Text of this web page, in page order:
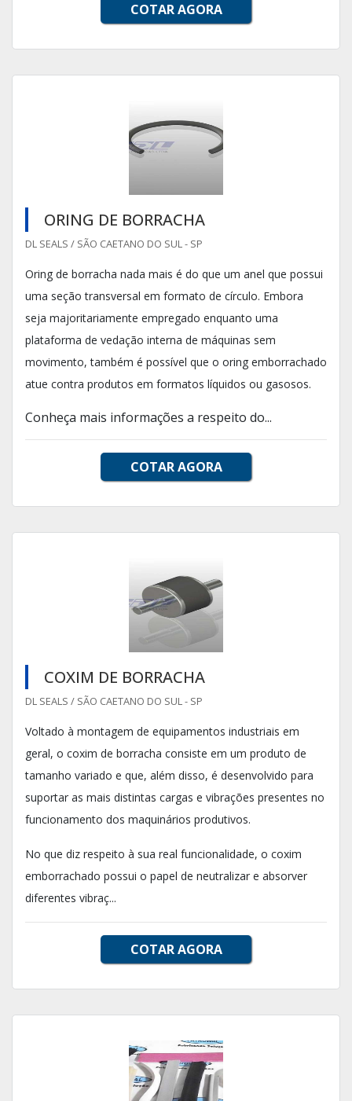
COTAR AGORA
ORING DE BORRACHA
DL SEALS / SÃO CAETANO DO SUL - SP
Oring de borracha nada mais é do que um anel que possui
uma seção transversal em formato de círculo. Embora
seja majoritariamente empregado enquanto uma
plataforma de vedação interna de máquinas sem
movimento, também é possível que o oring emborrachado
atue contra produtos em formatos líquidos ou gasosos.
Conheça mais informações a respeito do...
COTAR AGORA
COXIM DE BORRACHA
DL SEALS / SÃO CAETANO DO SUL - SP
Voltado à montagem de equipamentos industriais em
geral, o coxim de borracha consiste em um produto de
tamanho variado e que, além disso, é desenvolvido para
suportar as mais distintas cargas e vibrações presentes no
funcionamento dos maquinários produtivos.
No que diz respeito à sua real funcionalidade, o coxim
emborrachado possui o papel de neutralizar e absorver
diferentes vibraç...
COTAR AGORA